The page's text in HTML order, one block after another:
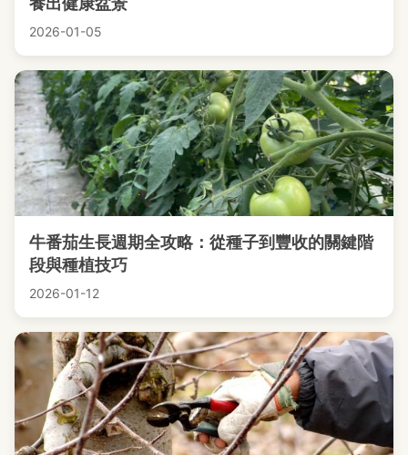
2026-01-05
牛番茄生長週期全攻略：從種子到豐收的關鍵階
段與種植技巧
2026-01-12